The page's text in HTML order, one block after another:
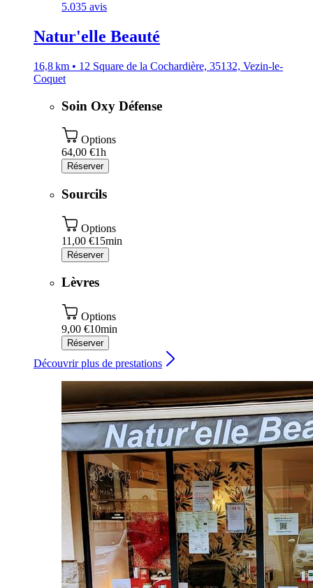
5.035 avis
Natur'elle Beauté
16,8 km • 12 Square de la Cochardière, 35132, Vezin-le-
Coquet
Soin Oxy Défense
Options
64,00 €1h
Réserver
Sourcils
Options
11,00 €15min
Réserver
Lèvres
Options
9,00 €10min
Réserver
Découvrir plus de prestations